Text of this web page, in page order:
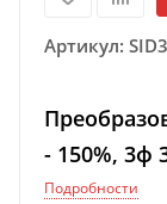
Артикул:
- 150%, 3ф
Подробности